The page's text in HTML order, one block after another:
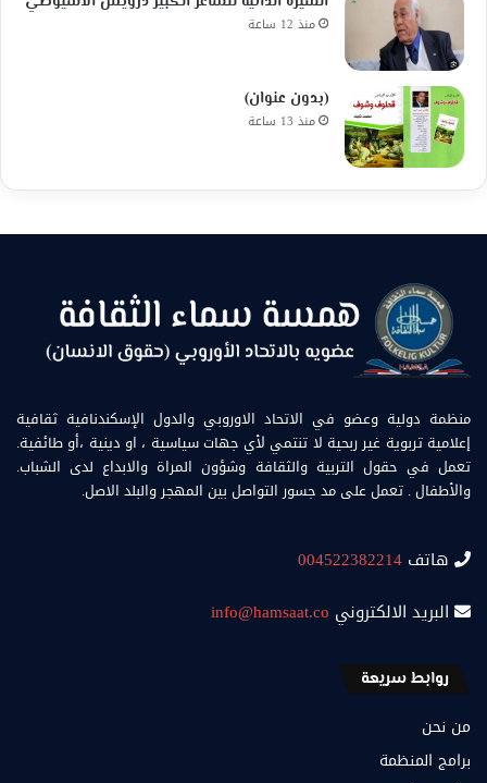
منذ 12 ساعة
(بدون عنوان)
منذ 13 ساعة
منظمة دولية وعضو في الاتحاد الاوروبي والدول الإسكندنافية ثقافية
إعلامية تربوية غير ربحية لا تنتمي لأي جهات سياسية ، او دينية ،أو طائفية.
تعمل في حقول التربية والثقافة وشؤون المراة والابداع لدى الشباب.
والأطفال . تعمل على مد جسور التواصل بين المهجر والبلد الاصل.
هاتف 004522382214
البريد الالكتروني info@hamsaat.co
روابط سريعة
من نحن
برامج المنظمة